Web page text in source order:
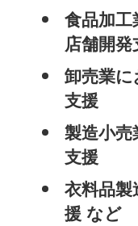
食品加
店舗開発
卸売業
支援
製造小
支援
衣料品
援 など